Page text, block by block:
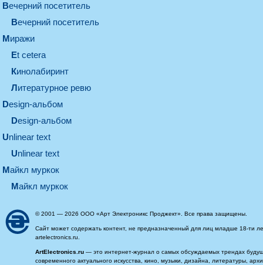
вечерний посетитель
вечерний посетитель
миражи
et cetera
кинолабиринт
литературное ревю
design-альбом
design-альбом
unlinear text
Unlinear text
майкл муркок
майкл муркок
© 2001 — 2026 ООО «Арт Электроникс Проджект». Все права защищены.
Сайт может содержать контент, не предназначенный для лиц младше 18-ти
artelectronics.ru.
ArtElectronics.ru — это интернет-журнал о самых обсуждаемых трендах
современного актуального искусства, кино, музыки, дизайна, литературы,